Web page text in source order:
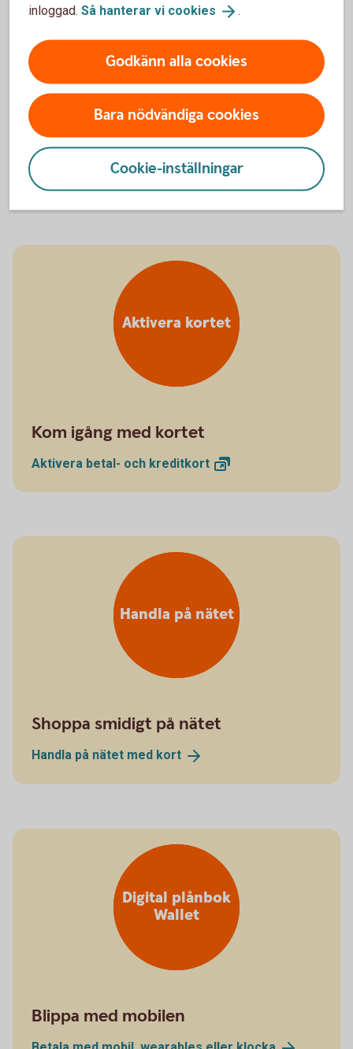
Vad vill du göra?
Har du fått hem ett nytt kort? Kontrollera då direkt att
uppgifter på kortet stämmer. Läs mer om hur du kommer i
gång och vad du kan göra i olika situationer.
Aktivera kortet
Kom igång med kortet
Aktivera betal- och kreditkort
Handla på nätet
Shoppa smidigt på nätet
Handla på nätet med kort
Digital plånbok
Wallet
Blippa med mobilen
inloggad. Så hanterar vi cookies .
Godkänn alla cookies
Bara nödvändiga cookies
Cookie-inställningar